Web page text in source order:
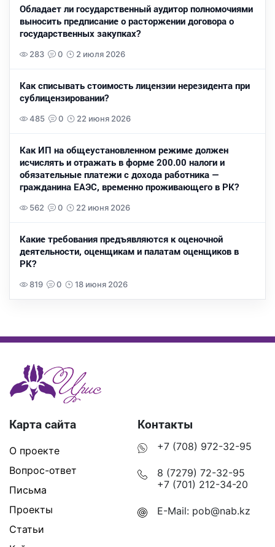
Обладает ли государственный аудитор полномочиями
выносить предписание о расторжении договора о
государственных закупках?
283 0 2 июля 2026
Как списывать стоимость лицензии нерезидента при
сублицензировании?
485 0 22 июня 2026
Как ИП на общеустановленном режиме должен
исчислять и отражать в форме 200.00 налоги и
обязательные платежи с дохода работника —
гражданина ЕАЭС, временно проживающего в РК?
562 0 22 июня 2026
Какие требования предъявляются к оценочной
деятельности, оценщикам и палатам оценщиков в
РК?
819 0 18 июня 2026
Карта сайта
О проекте
Вопрос-ответ
Письма
Проекты
Статьи
Контакты
+7 (708) 972-32-95
8 (7279) 72-32-95
+7 (701) 212-34-20
E-Mail: pob@nab.kz